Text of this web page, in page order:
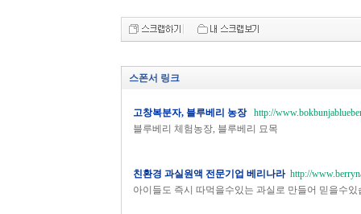
스폰서 링크
고창복분자, 블루베리 농장 http://
블루베리 체험농장, 블루베리 묘목
친환경 과실원액 전문기업 베리나라 http://
아이들도 즉시 따먹을수있는 과실로 만들어 믿을수있